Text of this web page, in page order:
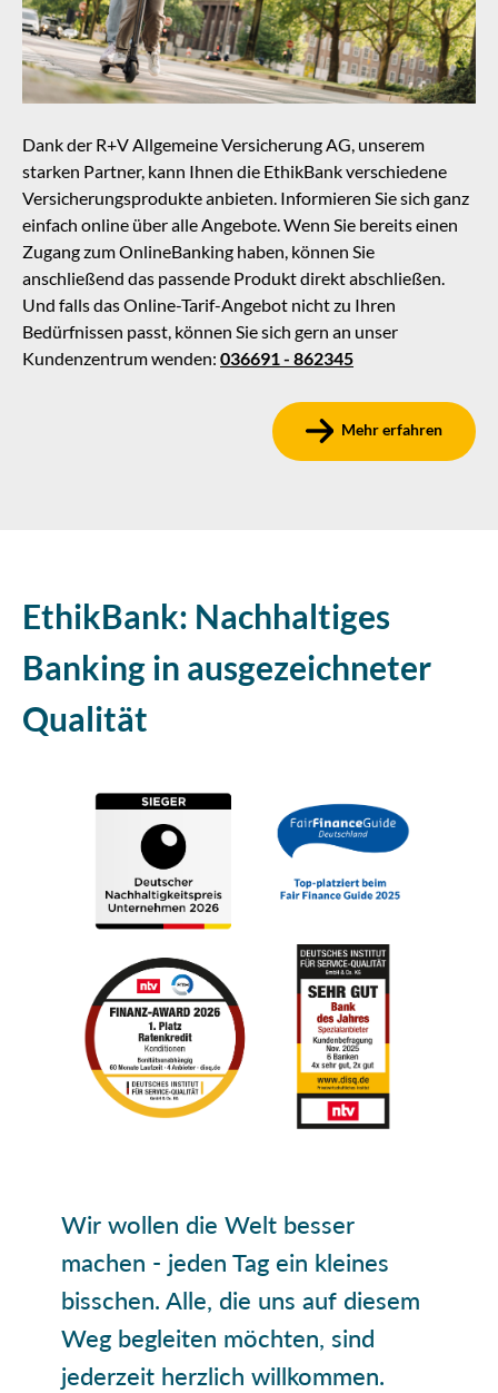
Dank der R+V Allgemeine Versicherung AG, unserem
starken Partner, kann Ihnen die EthikBank verschiedene
Versicherungsprodukte anbieten. Informieren Sie sich ganz
einfach online über alle Angebote. Wenn Sie bereits einen
Zugang zum OnlineBanking haben, können Sie
anschließend das passende Produkt direkt abschließen.
Und falls das Online-Tarif-Angebot nicht zu Ihren
Bedürfnissen passt, können Sie sich gern an unser
Kundenzentrum wenden: 036691 - 862345
Mehr erfahren
EthikBank: Nachhaltiges
Banking in ausgezeichneter
Qualität
Wir wollen die Welt besser
machen - jeden Tag ein kleines
bisschen. Alle, die uns auf diesem
Weg begleiten möchten, sind
jederzeit herzlich willkommen.